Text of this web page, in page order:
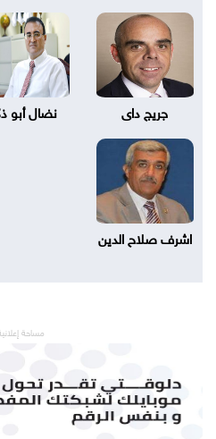
جريج داى نضال أبو
اشرف صلاح الدين
مساحة